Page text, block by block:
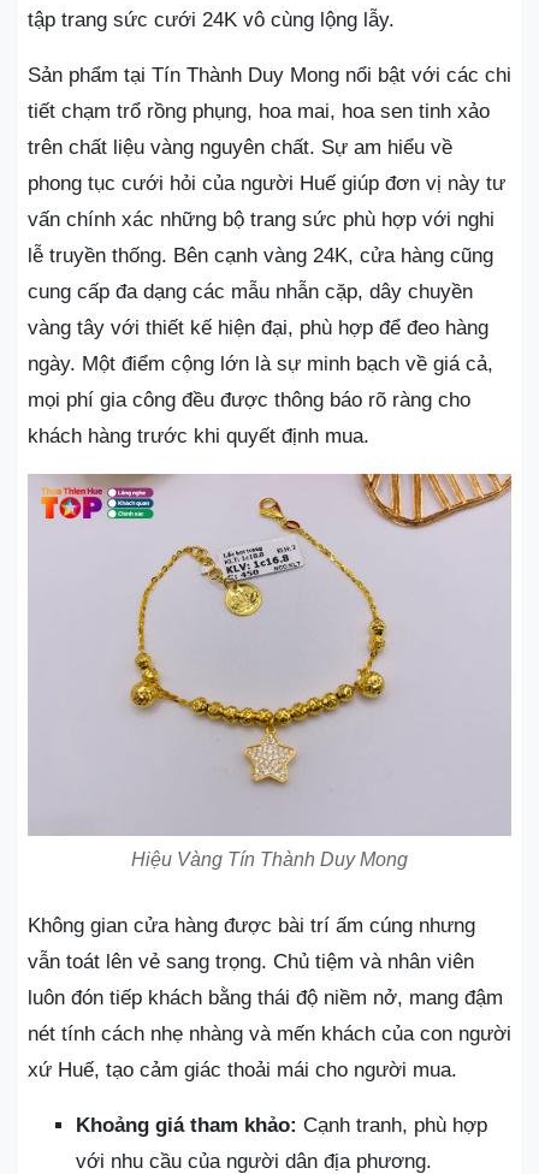
tập trang sức cưới 24K vô cùng lộng lẫy.
Sản phẩm tại Tín Thành Duy Mong nổi bật với các chi
tiết chạm trổ rồng phụng, hoa mai, hoa sen tinh xảo
trên chất liệu vàng nguyên chất. Sự am hiểu về
phong tục cưới hỏi của người Huế giúp đơn vị này tư
vấn chính xác những bộ trang sức phù hợp với nghi
lễ truyền thống. Bên cạnh vàng 24K, cửa hàng cũng
cung cấp đa dạng các mẫu nhẫn cặp, dây chuyền
vàng tây với thiết kế hiện đại, phù hợp để đeo hàng
ngày. Một điểm cộng lớn là sự minh bạch về giá cả,
mọi phí gia công đều được thông báo rõ ràng cho
khách hàng trước khi quyết định mua.
Hiệu Vàng Tín Thành Duy Mong
Không gian cửa hàng được bài trí ấm cúng nhưng
vẫn toát lên vẻ sang trọng. Chủ tiệm và nhân viên
luôn đón tiếp khách bằng thái độ niềm nở, mang đậm
nét tính cách nhẹ nhàng và mến khách của con người
xứ Huế, tạo cảm giác thoải mái cho người mua.
Khoảng giá tham khảo: Cạnh tranh, phù hợp
với nhu cầu của người dân địa phương.